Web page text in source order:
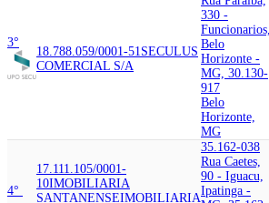
3°
18.788.059/0001-51 SECULUS
COMERCIAL S/A
330 -
Funcionarios,
Belo
Horizonte -
MG, 30.130-
917
Belo
Horizonte,
MG
4°
17.111.105/0001-
10IMOBILIARIA
SANTANENSEIMOBILIARIA
35.162-038
Rua Caetes,
90 - Iguacu,
Ipatinga -